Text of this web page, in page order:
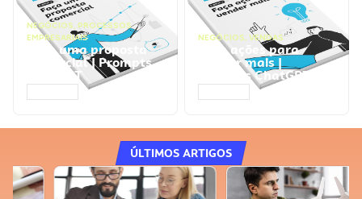
NEGÓCIOS, PROCESSOS
EMPRESARIAIS
Faça uma proposta
comercial | Prompts
ChatGPT
NEGÓCIOS, VENDAS
Faça ações para
vender mais |
Prompts ChatGPT
ÚLTIMOS ARTIGOS